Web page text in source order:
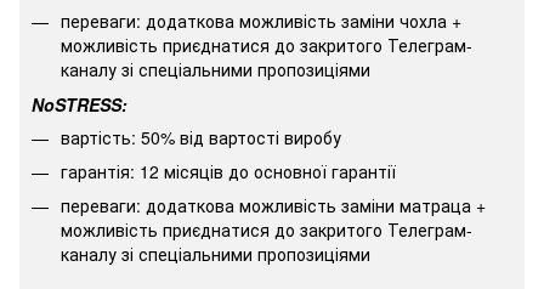
переваги: додаткова можливість заміни чохла +
можливість приєднатися до закритого Телеграм-
каналу зі спеціальними пропозиціями
NoSTRESS:
вартість: 50% від вартості виробу
гарантія: 12 місяців до основної гарантії
переваги: додаткова можливість заміни матраца +
можливість приєднатися до закритого Телеграм-
каналу зі спеціальними пропозиціями